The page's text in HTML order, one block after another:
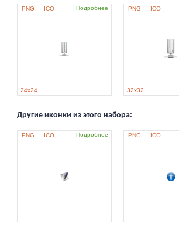
PNG ICO Подробнее
24x24
PNG ICO
32x32
Другие иконки из этого набора:
PNG ICO Подробнее PNG ICO